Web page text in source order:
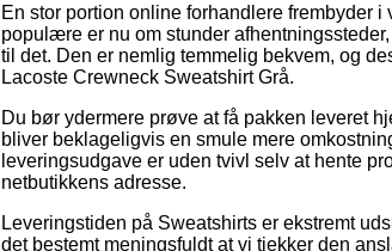
En stor portion online forhandlere frembyder
populære er nu om stunder
til det. Den er nemlig temmelig bekvem, og
Lacoste Crewneck Sweatshirt Grå.
Du bør ydermere prøve at få pakken leveret
bliver beklageligvis en smule mere
leveringsudgave er uden tvivl selv at hente
netbutikkens adresse.
Leveringstiden på Sweatshirts er ekstremt
det bestemt meningsfuldt at vi tjekker den